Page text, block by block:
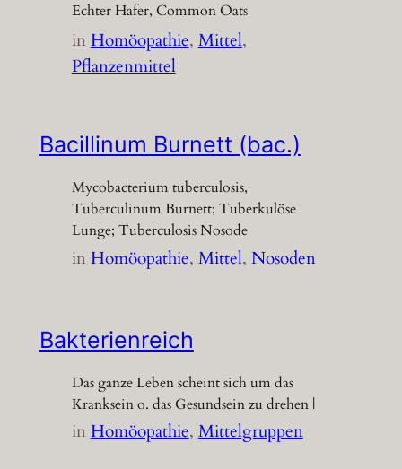
Echter Hafer, Common Oats
inHomöopathie, Mittel
Pflanzenmittel
Bacillinum Burnett (bac.)
Mycobacterium tuberculosis,
Tuberculinum Burnett; Tuberkulöse
Lunge; Tuberculosis Nosode
inHomöopathie, Mittel, Nosoden
Bakterienreich
Das ganze Leben scheint sich um das
Kranksein o. das Gesundsein zu drehen |
inHomöopathie, Mittelgruppen